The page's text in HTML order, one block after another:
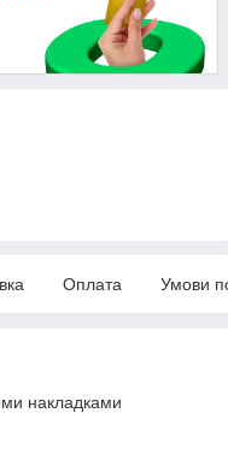
Оплата Умови
накладками